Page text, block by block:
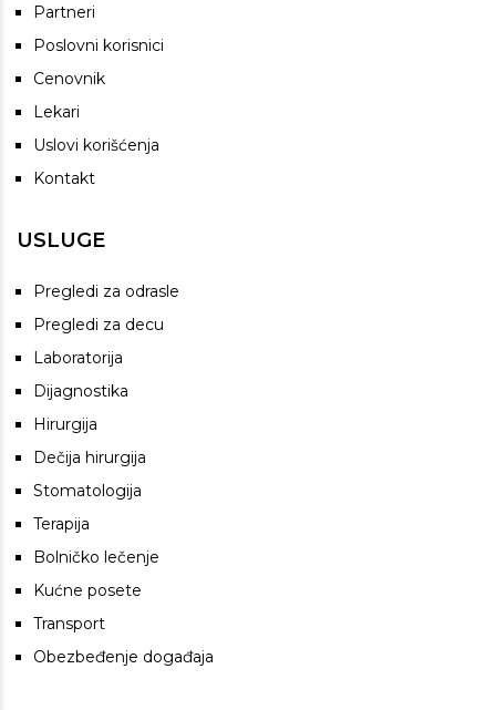
Partneri
Poslovni korisnici
Cenovnik
Lekari
Uslovi korišćenja
Kontakt
USLUGE
Pregledi za odrasle
Pregledi za decu
Laboratorija
Dijagnostika
Hirurgija
Dečija hirurgija
Stomatologija
Terapija
Bolničko lečenje
Kućne posete
Transport
Obezbeđenje događaja